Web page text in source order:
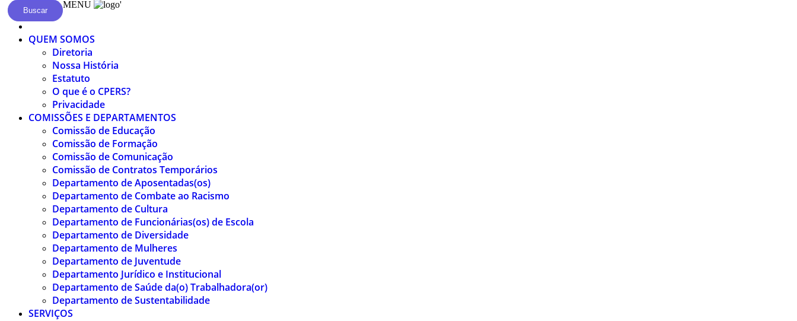
Buscar
MENU '
QUEM SOMOS
Diretoria
Nossa História
Estatuto
O que é o CPERS?
Privacidade
COMISSÕES E DEPARTAMENTOS
Comissão de Educação
Comissão de Formação
Comissão de Comunicação
Comissão de Contratos Temporários
Departamento de Aposentadas(os)
Departamento de Combate ao Racismo
Departamento de Cultura
Departamento de Funcionárias(os) de Escola
Departamento de Diversidade
Departamento de Mulheres
Departamento de Juventude
Departamento Jurídico e Institucional
Departamento de Saúde da(o) Trabalhadora(or)
Departamento de Sustentabilidade
SERVIÇOS